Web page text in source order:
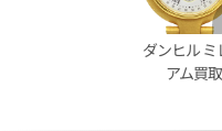
ダンヒル ミ
アム買取